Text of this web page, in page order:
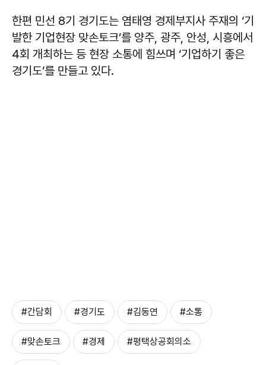
한편 민선 8기 경기도는 염태영 경제부지사 주재의 ‘기
발한 기업현장 맞손토크’를 양주, 광주, 안성, 시흥에서
4회 개최하는 등 현장 소통에 힘쓰며 ‘기업하기 좋은
경기도’를 만들고 있다.
#간담회 #경기도 #김동연 #소통
#맞손토크 #경제 #평택상공회의소